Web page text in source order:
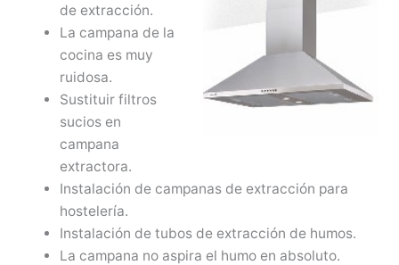
de extracción.
La campana de la
cocina es muy
ruidosa.
Sustituir filtros
sucios en
campana
extractora.
Instalación de campanas de extracción para
hostelería.
Instalación de tubos de extracción de humos.
La campana no aspira el humo en absoluto.